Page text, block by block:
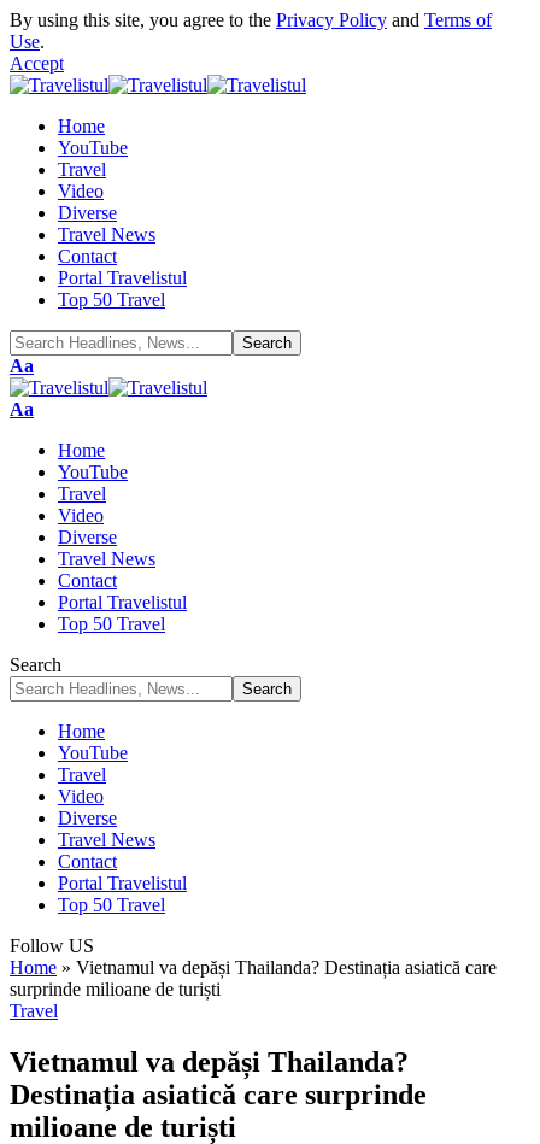
By using this site, you agree to the Privacy Policy and Terms of
Use.
Accept
Home
YouTube
Travel
Video
Diverse
Travel News
Contact
Portal Travelistul
Top 50 Travel
Font
Resizer
Aa
Font
Aa
Home
YouTube
Travel
Video
Diverse
Travel News
Contact
Portal Travelistul
Top 50 Travel
Search
Home
YouTube
Travel
Video
Diverse
Travel News
Contact
Portal Travelistul
Top 50 Travel
Follow US
Home » Vietnamul va depăși Thailanda? Destinația asiatică care
surprinde milioane de turiști
Travel
Vietnamul va depăși Thailanda?
Destinația asiatică care surprinde
milioane de turiști